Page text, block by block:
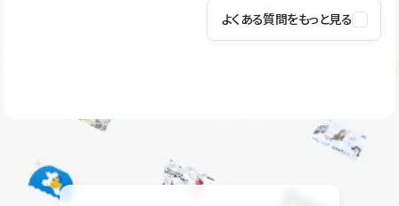
はSSL/TLSによる通信暗号化に対応しており、悪質なスクリプトの
操作方法や機能については、ヘルプセンターでご確認いただけま
ユーザー同士で質問・相談できるコミュニティもご利用ください。
よくある質問をもっと見る